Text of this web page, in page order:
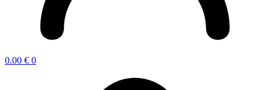
0.00 € 0